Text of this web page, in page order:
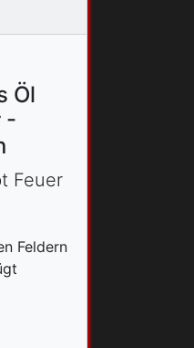
Öl
-
Feuer
Feldern